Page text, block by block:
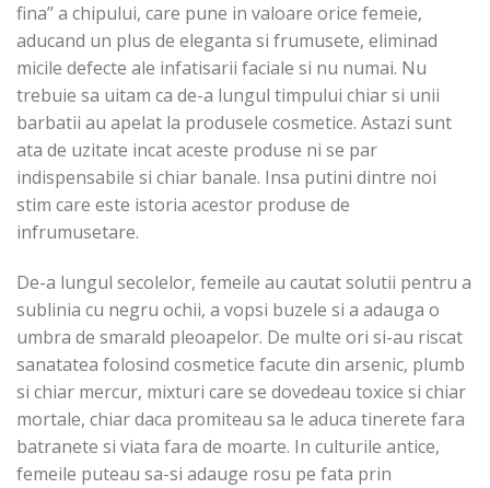
fina’’ a chipului, care pune in valoare orice femeie,
aducand un plus de eleganta si frumusete, eliminad
micile defecte ale infatisarii faciale si nu numai. Nu
trebuie sa uitam ca de-a lungul timpului chiar si unii
barbatii au apelat la produsele cosmetice. Astazi sunt
ata de uzitate incat aceste produse ni se par
indispensabile si chiar banale. Insa putini dintre noi
stim care este istoria acestor produse de
infrumusetare.
De-a lungul secolelor, femeile au cautat solutii pentru a
sublinia cu negru ochii, a vopsi buzele si a adauga o
umbra de smarald pleoapelor. De multe ori si-au riscat
sanatatea folosind cosmetice facute din arsenic, plumb
si chiar mercur, mixturi care se dovedeau toxice si chiar
mortale, chiar daca promiteau sa le aduca tinerete fara
batranete si viata fara de moarte. In culturile antice,
femeile puteau sa-si adauge rosu pe fata prin